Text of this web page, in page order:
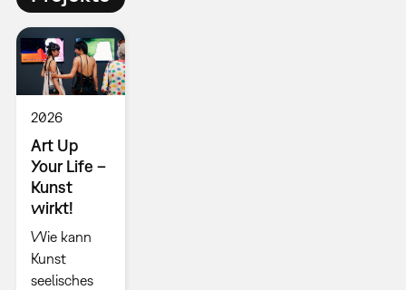
2026
Art Up
Your Life –
Kunst
wirkt!
Wie kann
Kunst
seelisches